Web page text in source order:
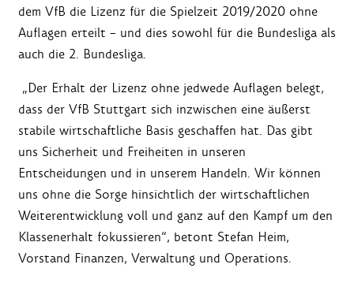
dem VfB die Lizenz für die Spielzeit 2019/2020 ohne
Auflagen erteilt – und dies sowohl für die Bundesliga als
auch die 2. Bundesliga.
„Der Erhalt der Lizenz ohne jedwede Auflagen belegt,
dass der VfB Stuttgart sich inzwischen eine äußerst
stabile wirtschaftliche Basis geschaffen hat. Das gibt
uns Sicherheit und Freiheiten in unseren
Entscheidungen und in unserem Handeln. Wir können
uns ohne die Sorge hinsichtlich der wirtschaftlichen
Weiterentwicklung voll und ganz auf den Kampf um den
Klassenerhalt fokussieren“, betont Stefan Heim,
Vorstand Finanzen, Verwaltung und Operations.